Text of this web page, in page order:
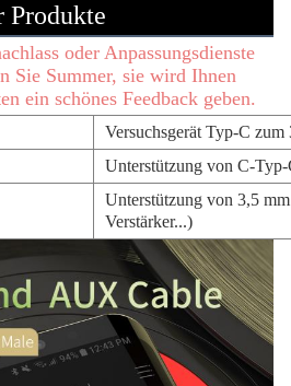
Produkte
oder Anpassungsdienste
Sie Summer, sie wird Ihnen
ein schönes Feedback geben.
Versuchsgerät Typ-C
Unterstützung von C-
Unterstützung von 3,5
Verstärker...)